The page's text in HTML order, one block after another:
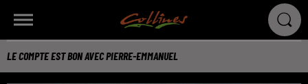
LE COMPTE EST BON AVEC PIERRE-EMMANUEL